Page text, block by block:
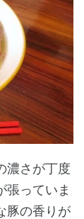
濃さが丁度
張っていま
豚の香りが